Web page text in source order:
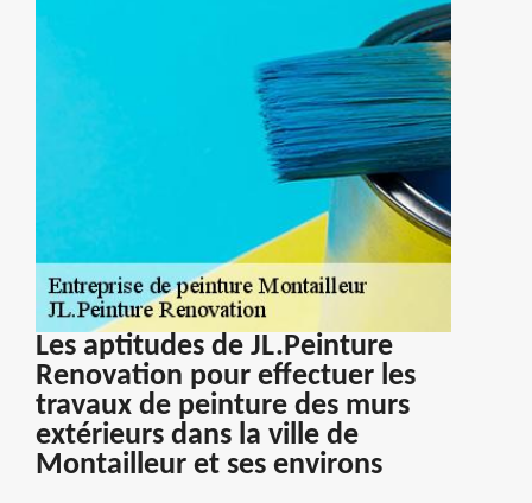
Les aptitudes de JL.Peinture
Renovation pour effectuer les
travaux de peinture des murs
extérieurs dans la ville de
Montailleur et ses environs